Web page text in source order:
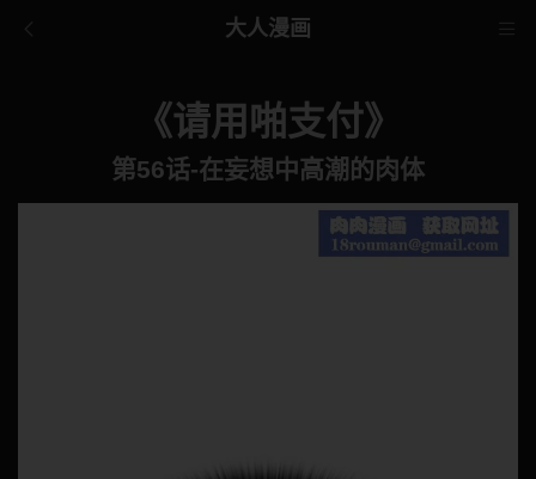
大人漫画
《请用啪支付》
第56话-在妄想中高潮的肉体